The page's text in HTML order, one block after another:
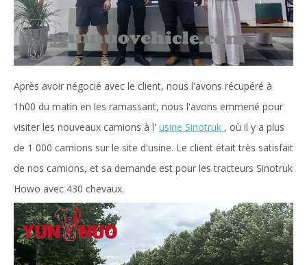
Après avoir négocié avec le client, nous l'avons récupéré à
1h00 du matin en les ramassant, nous l'avons emmené pour
visiter les nouveaux camions à l' usine Sinotruk , où il y a plus
de 1 000 camions sur le site d'usine. Le client était très satisfait
de nos camions, et sa demande est pour les tracteurs Sinotruk
Howo avec 430 chevaux.